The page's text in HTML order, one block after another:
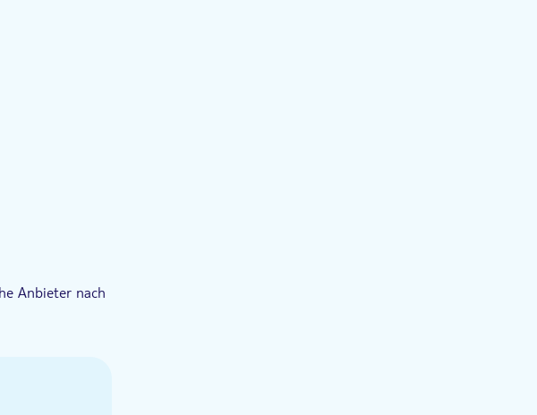
Anbieter nach